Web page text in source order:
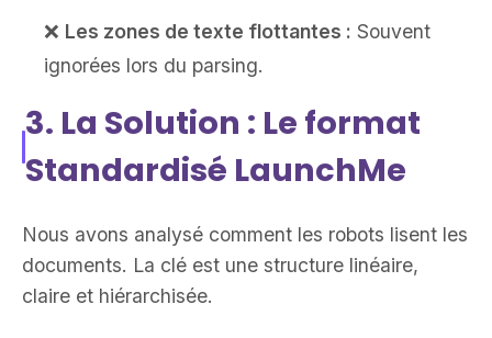
❌ Les zones de texte flottantes : Souvent
ignorées lors du parsing.
3. La Solution : Le format
Standardisé LaunchMe
Nous avons analysé comment les robots lisent les
documents. La clé est une structure linéaire,
claire et hiérarchisée.